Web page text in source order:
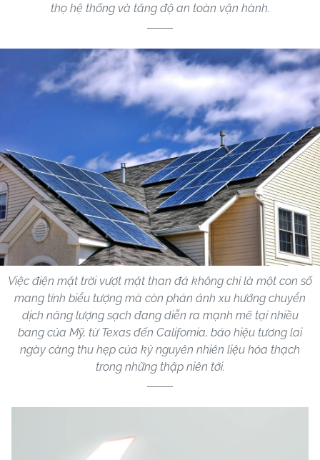
thọ hệ thống và tăng độ an toàn vận hành.
Việc điện mặt trời vượt mặt than đá không chỉ là một con số
mang tính biểu tượng mà còn phản ánh xu hướng chuyển
dịch năng lượng sạch đang diễn ra mạnh mẽ tại nhiều
bang của Mỹ, từ Texas đến California, báo hiệu tương lai
ngày càng thu hẹp của kỷ nguyên nhiên liệu hóa thạch
trong những thập niên tới.